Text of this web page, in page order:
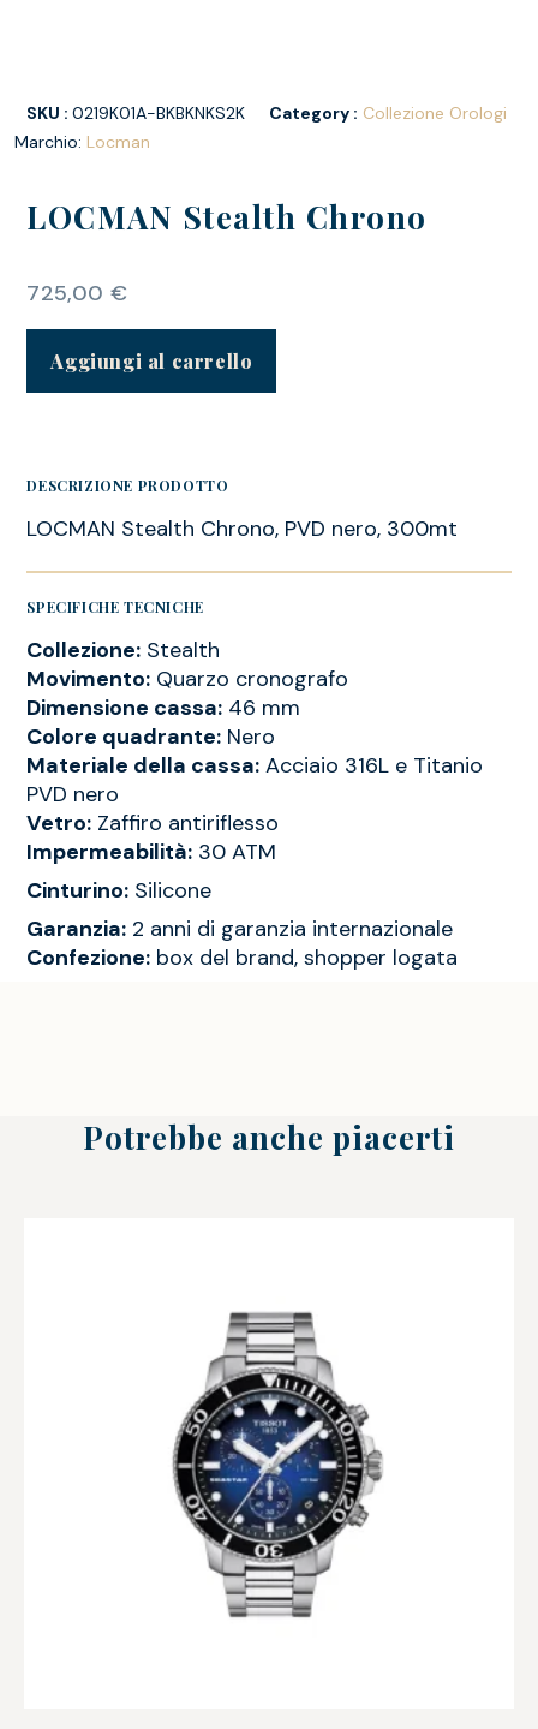
SKU :0219K01A-BKBKNKS2K Category : Collezione Orologi
Marchio: Locman
LOCMAN Stealth Chrono
725,00 €
Aggiungi al carrello
DESCRIZIONE PRODOTTO
LOCMAN Stealth Chrono, PVD nero, 300mt
SPECIFICHE TECNICHE
Collezione: Stealth
Movimento: Quarzo cronografo
Dimensione cassa: 46 mm
Colore quadrante: Nero
Materiale della cassa: Acciaio 316L e Titanio
PVD nero
Vetro: Zaffiro antiriflesso
Impermeabilità: 30 ATM
Cinturino: Silicone
Garanzia: 2 anni di garanzia internazionale
Confezione: box del brand, shopper logata
Potrebbe anche piacerti